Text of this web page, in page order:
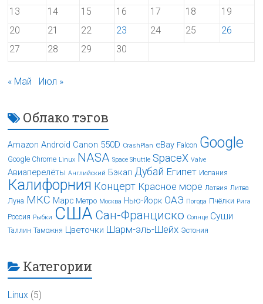
13
14 15 16 17 18
19
20
21 22 23 24 25
26
27
28 29 30
« Май Июл »
Облако тэгов
Amazon Android Canon 550D CrashPlan eBay Falcon Google
Google Chrome Linux NASA Space Shuttle SpaceX Valve
Авиаперелёты Английский Бэкап Дубай Египет Испания
Калифорния Концерт Красное море Латвия Литва
Луна МКС Марс Метро Москва Нью-Йорк ОАЭ Погода Пчёлки Рига
Россия Рыбки США Сан-Франциско Солнце Суши
Таллин Таможня Цветочки Шарм-эль-Шейх Эстония
Категории
Linux (5)